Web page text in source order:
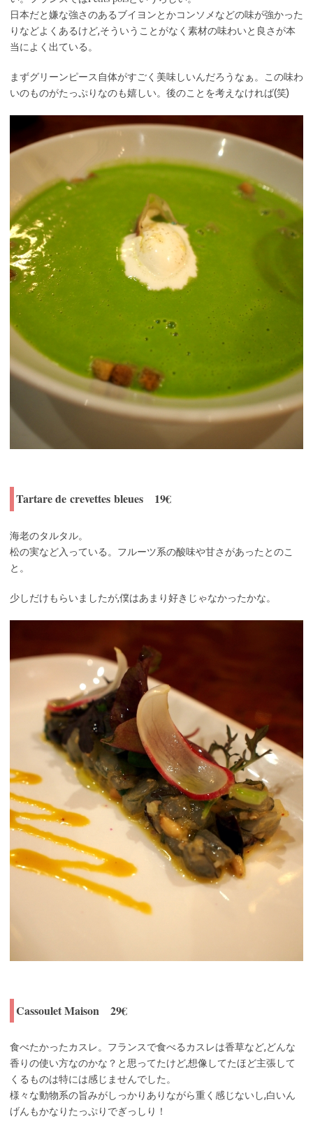
日本だと嫌な強さのあるブイヨンとかコンソメなどの味が強かった
りなどよくあるけど,そういうことがなく素材の味わいと良さが本
当によく出ている。
まずグリーンピース自体がすごく美味しいんだろうなぁ。この味わ
いのものがたっぷりなのも嬉しい。後のことを考えなければ(笑)
Tartare de crevettes bleues 19€
海老のタルタル。
松の実など入っている。フルーツ系の酸味や甘さがあったとのこ
と。
少しだけもらいましたが,僕はあまり好きじゃなかったかな。
Cassoulet Maison 29€
食べたかったカスレ。フランスで食べるカスレは香草など,どんな
香りの使い方なのかな？と思ってたけど,想像してたほど主張して
くるものは特には感じませんでした。
様々な動物系の旨みがしっかりありながら重く感じないし,白いん
げんもかなりたっぷりでぎっしり！